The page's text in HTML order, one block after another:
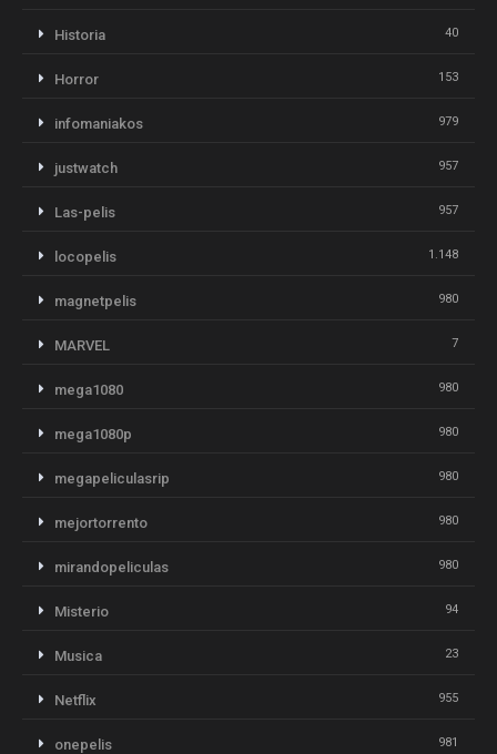
Historia 40
Horror 153
infomaniakos 979
justwatch 957
Las-pelis 957
locopelis 1.148
magnetpelis 980
MARVEL 7
mega1080 980
mega1080p 980
megapeliculasrip 980
mejortorrento 980
mirandopeliculas 980
Misterio 94
Musica 23
Netflix 955
onepelis 981